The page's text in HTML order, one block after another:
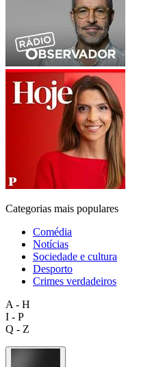
Categorias mais populares
Comédia
Notícias
Sociedade e cultura
Desporto
Crimes verdadeiros
A - H
I - P
Q - Z